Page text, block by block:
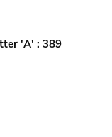
'A' : 389